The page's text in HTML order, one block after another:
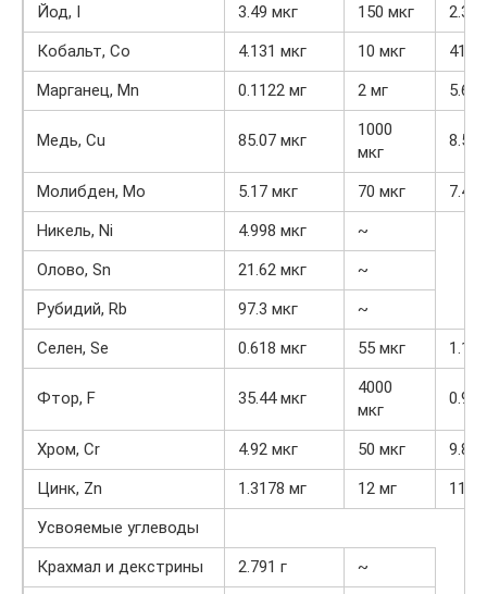
Йод, I
3.49 мкг 150 мкг
2.3%
Кобальт, Co
4.131 мкг 10 мкг
Марганец, Mn
0.1122 мг 2 мг 5.6%
Медь, Cu 85.07 мкг
1000
мкг
8.5%
Молибден, Mo 5.17 мкг 70 мкг
7.4%
Никель, Ni
4.998 мкг
~
Олово, Sn
21.62 мкг
~
Рубидий, Rb
97.3 мкг
~
Селен, Se
0.618 мкг 55 мкг 1.1%
Фтор, F 35.44 мкг
4000
мкг
0.9%
Хром, Cr 4.92 мкг 50 мкг
9.8%
Цинк, Zn
1.3178 мг 12 мг
11%
Усвояемые углеводы
Крахмал и декстрины
2.791 г
~